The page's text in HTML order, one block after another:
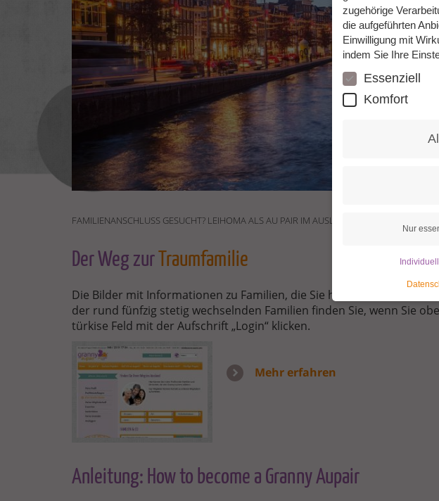
FAMILIENANSCHLUSS GESUCHT? LEIHOMA ALS AU PAIR IM AUSLAND WERDEN
Der Weg zur Traumfamilie
Die Bilder mit Informationen zu Familien, die Sie hier oben sehen,
der rund fünfzig stetig wechselnden Familien finden Sie, wenn Sie
türkise Feld mit der Aufschrift „Login“ klicken.
MY_AREA.JPG
Mehr erfahren
Anleitung: How to become a Granny Aupair
zugehörige
die aufgeführten
Einwilligung mit
indem Sie Ihre
Essenziell
Komfort
Nur